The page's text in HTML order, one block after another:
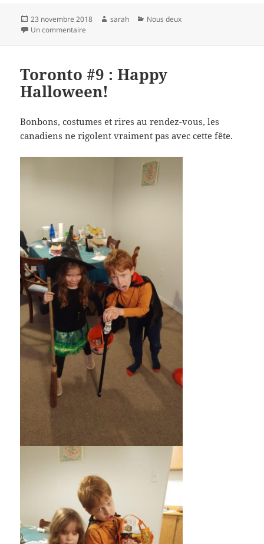
Publié
le
23 novembre 2018 Auteur
sarah Catégories
Nous deux
Un commentaire
Toronto #9 : Happy
Halloween!
Bonbons, costumes et rires au rendez-vous, les
canadiens ne rigolent vraiment pas avec cette fête.